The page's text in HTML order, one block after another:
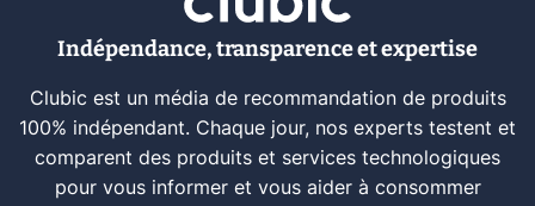
Indépendance, transparence et expertise
Clubic est un média de recommandation de produits
100% indépendant. Chaque jour, nos experts testent et
comparent des produits et services technologiques
pour vous informer et vous aider à consommer